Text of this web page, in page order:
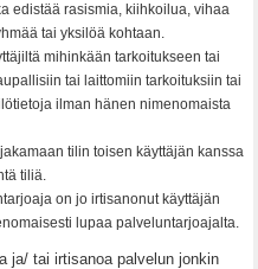
edistää rasismia, kiihkoilua, vihaa
tai yksilöä kohtaan.
mihinkään tarkoitukseen tai
tai laittomiin tarkoituksiin tai
ilman hänen nimenomaista
tilin toisen käyttäjän kanssa
tiliä.
on jo irtisanonut käyttäjän
lupaa palveluntarjoajalta.
ja/ tai irtisanoa palvelun jonkin